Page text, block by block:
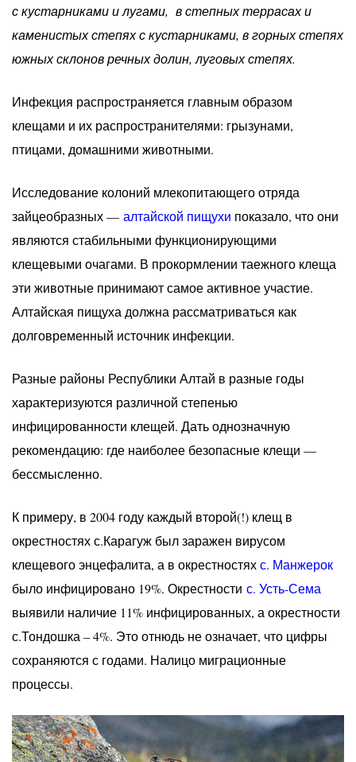
с кустарниками и лугами, в степных террасах и
каменистых степях с кустарниками, в горных степях
южных склонов речных долин, луговых степях.
Инфекция распространяется главным образом
клещами и их распространителями: грызунами,
птицами, домашними животными.
Исследование колоний млекопитающего отряда
зайцеобразных — алтайской пищухи показало, что они
являются стабильными функционирующими
клещевыми очагами. В прокормлении таежного клеща
эти животные принимают самое активное участие.
Алтайская пищуха должна рассматриваться как
долговременный источник инфекции.
Разные районы Республики Алтай в разные годы
характеризуются различной степенью
инфицированности клещей. Дать однозначную
рекомендацию: где наиболее безопасные клещи —
бессмысленно.
К примеру, в 2004 году каждый второй(!) клещ в
окрестностях с.Карагуж был заражен вирусом
клещевого энцефалита, а в окрестностяхс. Манжерок
было инфицировано 19%. Окрестности с. Усть-Сема
выявили наличие 11% инфицированных, а окрестности
с.Тондошка – 4%. Это отнюдь не означает, что цифры
сохраняются с годами. Налицо миграционные
процессы.